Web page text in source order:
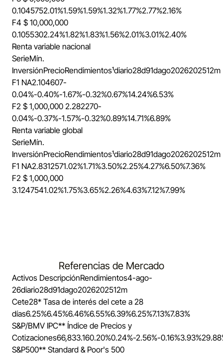
0.1045752.01%1.59%1.59%1.32%1.77%2.77%2.16%
F4 $ 10,000,000
0.1055302.24%1.82%1.83%1.56%2.01%3.01%2.40%
Renta variable nacional
SerieMín.
InversiónPrecioRendimientos¹diario28d91dago2026202512m
F1 NA2.104607-
0.04%-0.40%-1.67%-0.32%0.67%14.24%6.53%
F2 $ 1,000,000 2.282270-
0.04%-0.37%-1.57%-0.32%0.89%14.71%6.89%
Renta variable global
SerieMín.
InversiónPrecioRendimientos¹diario28d91dago2026202512m
F1 NA2.8312571.02%1.71%3.50%2.25%4.27%6.50%7.36%
F2 $ 1,000,000
3.1247541.02%1.75%3.65%2.26%4.63%7.12%7.99%
Referencias de Mercado
Activos DescripciónRendimientos4-ago-
26diario28d91dago2026202512m
Cete28* Tasa de interés del cete a 28
días6.25%6.45%6.46%6.55%6.39%6.25%7.13%7.83%
S&P/BMV IPC** Índice de Precios y
Cotizaciones66,833.160.20%0.24%-2.56%-0.16%3.93%
S&P500** Standard & Poor's 500